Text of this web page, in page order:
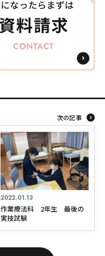
次の記事
2022.01.13
作業療法科 2年生 最後の
実技試験